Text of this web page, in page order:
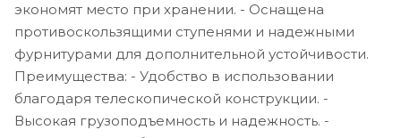
экономят место при хранении. - Оснащена
противоскользящими ступенями и надежными
фурнитурами для дополнительной устойчивости.
Преимущества: - Удобство в использовании
благодаря телескопической конструкции. -
Высокая грузоподъемность и надежность. -